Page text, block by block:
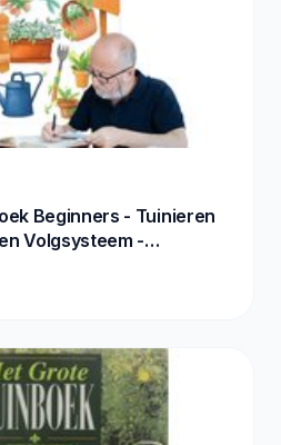
Beginners - Tuinieren
Volgsysteem -